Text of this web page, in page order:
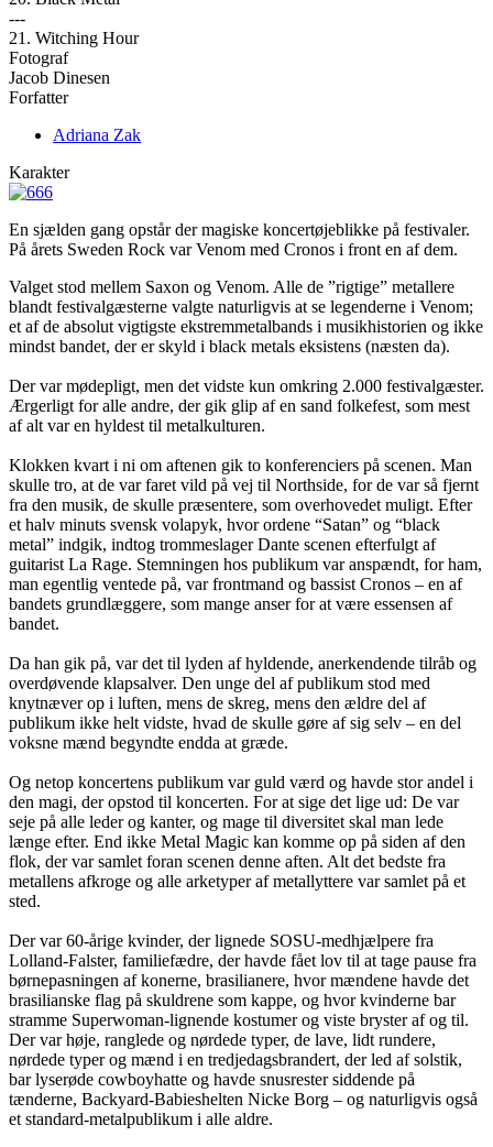
---
21. Witching Hour
Fotograf
Jacob Dinesen
Forfatter
Adriana Zak
Karakter
En sjælden gang opstår der magiske koncertøjeblikke på festivaler.
På årets Sweden Rock var Venom med Cronos i front en af dem.
Valget stod mellem Saxon og Venom. Alle de ”rigtige” metallere
blandt festivalgæsterne valgte naturligvis at se legenderne i Venom;
et af de absolut vigtigste ekstremmetalbands i musikhistorien og ikke
mindst bandet, der er skyld i black metals eksistens (næsten da).
Der var mødepligt, men det vidste kun omkring 2.000 festivalgæster.
Ærgerligt for alle andre, der gik glip af en sand folkefest, som mest
af alt var en hyldest til metalkulturen.
Klokken kvart i ni om aftenen gik to konferenciers på scenen. Man
skulle tro, at de var faret vild på vej til Northside, for de var så fjernt
fra den musik, de skulle præsentere, som overhovedet muligt. Efter
et halv minuts svensk volapyk, hvor ordene “Satan” og “black
metal” indgik, indtog trommeslager Dante scenen efterfulgt af
guitarist La Rage. Stemningen hos publikum var anspændt, for ham,
man egentlig ventede på, var frontmand og bassist Cronos – en af
bandets grundlæggere, som mange anser for at være essensen af
bandet.
Da han gik på, var det til lyden af hyldende, anerkendende tilråb og
overdøvende klapsalver. Den unge del af publikum stod med
knytnæver op i luften, mens de skreg, mens den ældre del af
publikum ikke helt vidste, hvad de skulle gøre af sig selv – en del
voksne mænd begyndte endda at græde.
Og netop koncertens publikum var guld værd og havde stor andel i
den magi, der opstod til koncerten. For at sige det lige ud: De var
seje på alle leder og kanter, og mage til diversitet skal man lede
længe efter. End ikke Metal Magic kan komme op på siden af den
flok, der var samlet foran scenen denne aften. Alt det bedste fra
metallens afkroge og alle arketyper af metallyttere var samlet på et
sted.
Der var 60-årige kvinder, der lignede SOSU-medhjælpere fra
Lolland-Falster, familiefædre, der havde fået lov til at tage pause fra
børnepasningen af konerne, brasilianere, hvor mændene havde det
brasilianske flag på skuldrene som kappe, og hvor kvinderne bar
stramme Superwoman-lignende kostumer og viste bryster af og til.
Der var høje, ranglede og nørdede typer, de lave, lidt rundere,
nørdede typer og mænd i en tredjedagsbrandert, der led af solstik,
bar lyserøde cowboyhatte og havde snusrester siddende på
tænderne, Backyard-Babieshelten Nicke Borg – og naturligvis også
et standard-metalpublikum i alle aldre.